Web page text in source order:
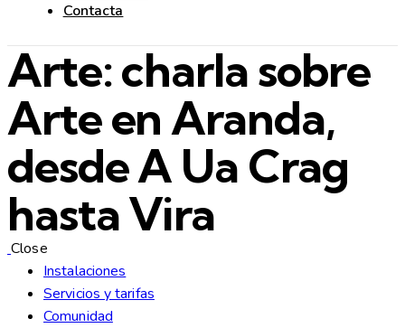
Contacta
Arte: charla sobre
Arte en Aranda,
desde A Ua Crag
hasta Vira
Close
Instalaciones
Servicios y tarifas
Comunidad